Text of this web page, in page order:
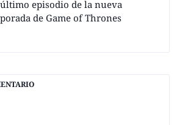
episodio de la nueva
de Game of Thrones